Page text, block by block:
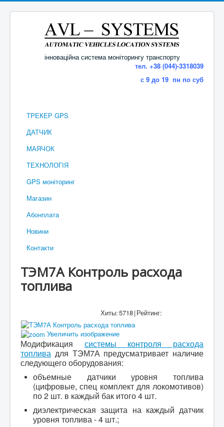
інноваційна система моніторингу транспорту
тел. +38 (044)-3318039
с 9 до 19 пн по суб
ТРЕКЕР GPS
ДАТЧИК
МАЯЧОК
ТЕХНОЛОГІЯ
GPS моніторинг
Магазин
Абонплата
Новини
Контакти
ТЭМ7А Контроль расхода
топлива
Хиты:5718|Рейтинг:
Увеличить изображение
Модификация системы контроля расхода
топлива для ТЭМ7А предусматривает наличие
следующего оборудования:
объемные датчики уровня топлива
(цифровые, спец комплект для локомотивов)
по 2 шт. в каждый бак итого 4 шт.
диэлектрическая защита на каждый датчик
уровня топлива - 4 шт.;